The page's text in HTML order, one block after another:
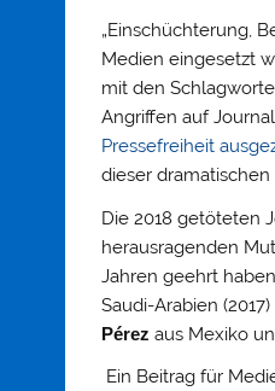
„Einschüchterung,
Medien eingesetzt
mit den
Angriffen auf
Pressefreiheit
dieser dramatischen
Die 2018 getöteten
herausragenden
Jahren geehrt
Saudi-Arabien
Pérezaus Mexiko
Ein Beitrag für